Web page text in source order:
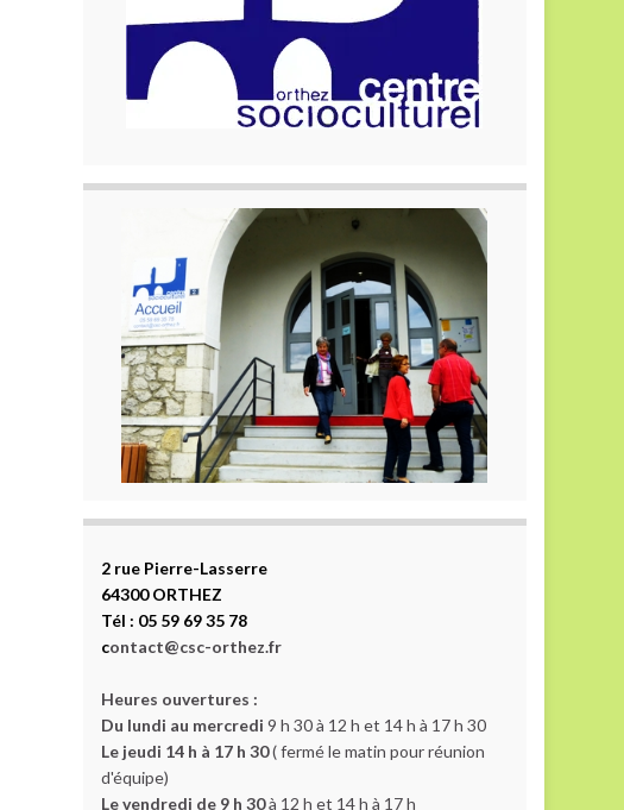
2 rue Pierre-Lasserre
64300 ORTHEZ
Tél : 05 59 69 35 78
contact@csc-orthez.fr
Heures ouvertures :
Du lundi au mercredi 9 h 30 à 12 h et 14 h à 17 h 30
Le jeudi 14 h à 17 h 30( fermé le matin pour réunion
d'équipe)
Le vendredi de 9 h 30à 12 h et 14 h à 17 h